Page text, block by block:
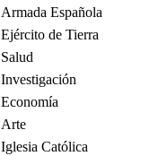
Armada Española
Ejército de Tierra
Salud
Investigación
Economía
Arte
Iglesia Católica